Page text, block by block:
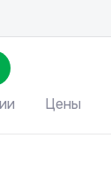
Цены